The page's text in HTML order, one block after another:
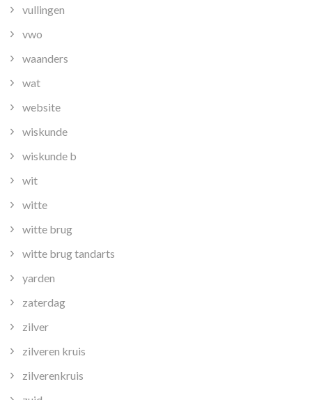
vullingen
vwo
waanders
wat
website
wiskunde
wiskunde b
wit
witte
witte brug
witte brug tandarts
yarden
zaterdag
zilver
zilveren kruis
zilverenkruis